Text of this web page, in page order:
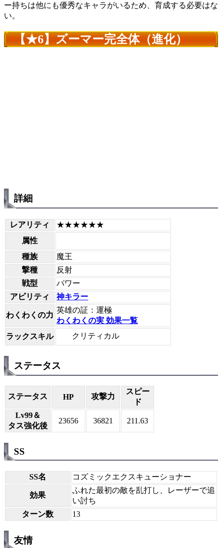
ー持ちは他にも優秀なキャラがいるため、育成する必要はな
い。
【★6】ズーマー完全体（進化）
詳細
レアリティ
★★★★★★
属性
種族
魔王
撃種
反射
戦型
パワー
アビリティ
神キラー
わくわくの力
英雄の証：運極
わくわくの実 効果一覧
ラックスキル
クリティカル
ステータス
ステータス HP 攻撃力
スピー
ド
Lv99＆
タス強化後
23656 36821 211.63
SS
SS名 コズミックエクスキューショナー
効果
ふれた最初の敵を乱打し、レーザーで追
い討ち
ターン数
13
友情